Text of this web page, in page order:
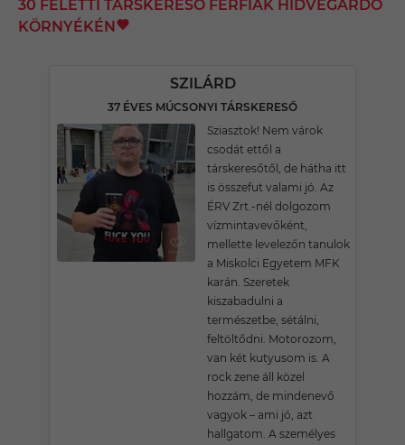
30 FELETTI TÁRSKERESŐ FÉRFIAK HIDVÉGARDÓ
KÖRNYÉKÉN
SZILÁRD
37 ÉVES MÚCSONYI TÁRSKERESŐ
Sziasztok! Nem várok
csodát ettől a
társkeresőtől, de hátha itt
is összefut valami jó. Az
ÉRV Zrt.-nél dolgozom
vízmintavevőként,
mellette levelezőn tanulok
a Miskolci Egyetem MFK
karán. Szeretek
kiszabadulni a
természetbe, sétálni,
feltöltődni. Motorozom,
van két kutyusom is. A
rock zene áll közel
hozzám, de mindenevő
vagyok – ami jó, azt
hallgatom. A személyes